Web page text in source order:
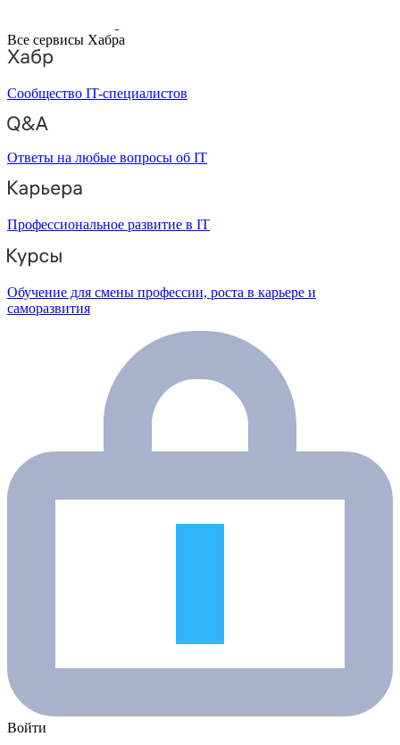
Все сервисы Хабра
Сообщество IT-специалистов
Ответы на любые вопросы об IT
Профессиональное развитие в IT
Обучение для смены профессии, роста в карьере и
саморазвития
Войти